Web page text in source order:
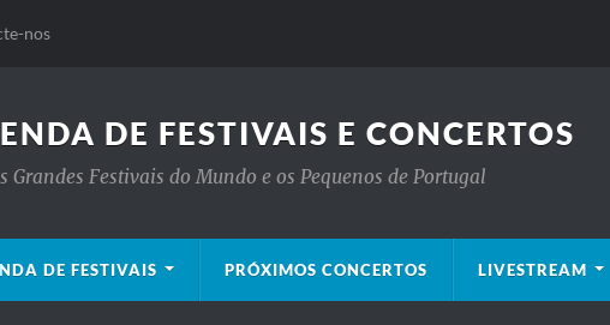
nos
DE FESTIVAIS E CONCERTOS
Grandes Festivais do Mundo e os Pequenos de Portugal
DE FESTIVAIS PRÓXIMOS CONCERTOS LIVESTREAM